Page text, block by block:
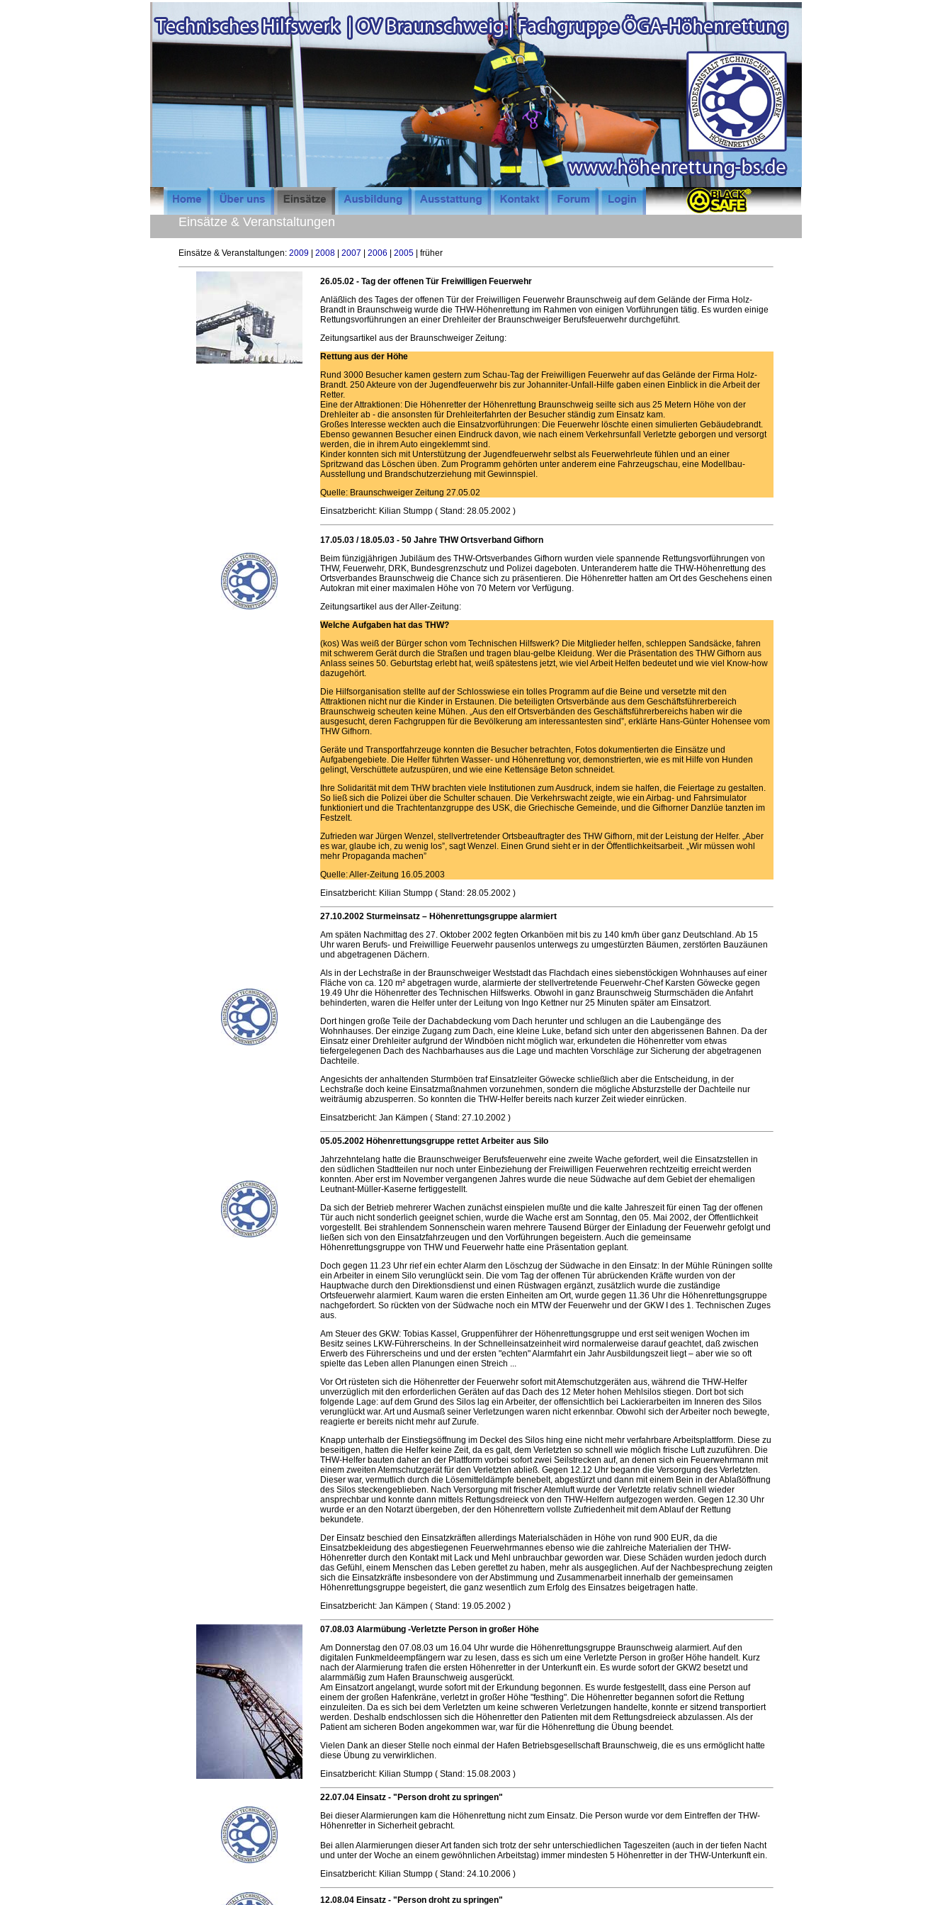
Einsätze & Veranstaltungen
Einsätze & Veranstaltungen: 2009 2008 2007 2006 2005 | früher
26.05.02 - Tag der offenen Tür Freiwilligen Feuerwehr
Anläßlich des Tages der offenen Tür der Freiwilligen Feuerwehr Braunschweig auf dem Gelände der Firma Holz-
Brandt in Braunschweig wurde die THW-Höhenrettung im Rahmen von einigen Vorführungen tätig. Es wurden einige
Rettungsvorführungen an einer Drehleiter der Braunschweiger Berufsfeuerwehr durchgeführt.
Zeitungsartikel aus der Braunschweiger Zeitung:
Rettung aus der Höhe
Rund 3000 Besucher kamen gestern zum Schau-Tag der Freiwilligen Feuerwehr auf das Gelände der Firma Holz-
Brandt. 250 Akteure von der Jugendfeuerwehr bis zur Johanniter-Unfall-Hilfe gaben einen Einblick in die Arbeit der
Retter.
Eine der Attraktionen: Die Höhenretter der Höhenrettung Braunschweig seilte sich aus 25 Metern Höhe von der
Drehleiter ab - die ansonsten für Drehleiterfahrten der Besucher ständig zum Einsatz kam.
Großes Interesse weckten auch die Einsatzvorführungen: Die Feuerwehr löschte einen simulierten Gebäudebrandt.
Ebenso gewannen Besucher einen Eindruck davon, wie nach einem Verkehrsunfall Verletzte geborgen und versorgt
werden, die in ihrem Auto eingeklemmt sind.
Kinder konnten sich mit Unterstützung der Jugendfeuerwehr selbst als Feuerwehrleute fühlen und an einer
Spritzwand das Löschen üben. Zum Programm gehörten unter anderem eine Fahrzeugschau, eine Modellbau-
Ausstellung und Brandschutzerziehung mit Gewinnspiel.
Quelle: Braunschweiger Zeitung 27.05.02
Einsatzbericht: Kilian Stumpp ( Stand: 28.05.2002 )
17.05.03 / 18.05.03 - 50 Jahre THW Ortsverband Gifhorn
Beim fünzigjährigen Jubiläum des THW-Ortsverbandes Gifhorn wurden viele spannende Rettungsvorführungen von
THW, Feuerwehr, DRK, Bundesgrenzschutz und Polizei dageboten. Unteranderem hatte die THW-Höhenrettung des
Ortsverbandes Braunschweig die Chance sich zu präsentieren. Die Höhenretter hatten am Ort des Geschehens einen
Autokran mit einer maximalen Höhe von 70 Metern vor Verfügung.
Zeitungsartikel aus der Aller-Zeitung:
Welche Aufgaben hat das THW?
(kos) Was weiß der Bürger schon vom Technischen Hilfswerk? Die Mitglieder helfen, schleppen Sandsäcke, fahren
mit schwerem Gerät durch die Straßen und tragen blau-gelbe Kleidung. Wer die Präsentation des THW Gifhorn aus
Anlass seines 50. Geburtstag erlebt hat, weiß spätestens jetzt, wie viel Arbeit Helfen bedeutet und wie viel Know-how
dazugehört.
Die Hilfsorganisation stellte auf der Schlosswiese ein tolles Programm auf die Beine und versetzte mit den
Attraktionen nicht nur die Kinder in Erstaunen. Die beteiligten Ortsverbände aus dem Geschäftsführerbereich
Braunschweig scheuten keine Mühen. „Aus den elf Ortsverbänden des Geschäftsführerbereichs haben wir die
ausgesucht, deren Fachgruppen für die Bevölkerung am interessantesten sind”, erklärte Hans-Günter Hohensee vom
THW Gifhorn.
Geräte und Transportfahrzeuge konnten die Besucher betrachten, Fotos dokumentierten die Einsätze und
Aufgabengebiete. Die Helfer führten Wasser- und Höhenrettung vor, demonstrierten, wie es mit Hilfe von Hunden
gelingt, Verschüttete aufzuspüren, und wie eine Kettensäge Beton schneidet.
Ihre Solidarität mit dem THW brachten viele Institutionen zum Ausdruck, indem sie halfen, die Feiertage zu gestalten.
So ließ sich die Polizei über die Schulter schauen. Die Verkehrswacht zeigte, wie ein Airbag- und Fahrsimulator
funktioniert und die Trachtentanzgruppe des USK, die Griechische Gemeinde, und die Gifhorner Danzlüe tanzten im
Festzelt.
Zufrieden war Jürgen Wenzel, stellvertretender Ortsbeauftragter des THW Gifhorn, mit der Leistung der Helfer. „Aber
es war, glaube ich, zu wenig los”, sagt Wenzel. Einen Grund sieht er in der Öffentlichkeitsarbeit. „Wir müssen wohl
mehr Propaganda machen”
Quelle: Aller-Zeitung 16.05.2003
Einsatzbericht: Kilian Stumpp ( Stand: 28.05.2002 )
27.10.2002 Sturmeinsatz – Höhenrettungsgruppe alarmiert
Am späten Nachmittag des 27. Oktober 2002 fegten Orkanböen mit bis zu 140 km/h über ganz Deutschland. Ab 15
Uhr waren Berufs- und Freiwillige Feuerwehr pausenlos unterwegs zu umgestürzten Bäumen, zerstörten Bauzäunen
und abgetragenen Dächern.
Als in der Lechstraße in der Braunschweiger Weststadt das Flachdach eines siebenstöckigen Wohnhauses auf einer
Fläche von ca. 120 m² abgetragen wurde, alarmierte der stellvertretende Feuerwehr-Chef Karsten Göwecke gegen
19.49 Uhr die Höhenretter des Technischen Hilfswerks. Obwohl in ganz Braunschweig Sturmschäden die Anfahrt
behinderten, waren die Helfer unter der Leitung von Ingo Kettner nur 25 Minuten später am Einsatzort.
Dort hingen große Teile der Dachabdeckung vom Dach herunter und schlugen an die Laubengänge des
Wohnhauses. Der einzige Zugang zum Dach, eine kleine Luke, befand sich unter den abgerissenen Bahnen. Da der
Einsatz einer Drehleiter aufgrund der Windböen nicht möglich war, erkundeten die Höhenretter vom etwas
tiefergelegenen Dach des Nachbarhauses aus die Lage und machten Vorschläge zur Sicherung der abgetragenen
Dachteile.
Angesichts der anhaltenden Sturmböen traf Einsatzleiter Göwecke schließlich aber die Entscheidung, in der
Lechstraße doch keine Einsatzmaßnahmen vorzunehmen, sondern die mögliche Absturzstelle der Dachteile nur
weiträumig abzusperren. So konnten die THW-Helfer bereits nach kurzer Zeit wieder einrücken.
Einsatzbericht: Jan Kämpen ( Stand: 27.10.2002 )
05.05.2002 Höhenrettungsgruppe rettet Arbeiter aus Silo
Jahrzehntelang hatte die Braunschweiger Berufsfeuerwehr eine zweite Wache gefordert, weil die Einsatzstellen in
den südlichen Stadtteilen nur noch unter Einbeziehung der Freiwilligen Feuerwehren rechtzeitig erreicht werden
konnten. Aber erst im November vergangenen Jahres wurde die neue Südwache auf dem Gebiet der ehemaligen
Leutnant-Müller-Kaserne fertiggestellt.
Da sich der Betrieb mehrerer Wachen zunächst einspielen mußte und die kalte Jahreszeit für einen Tag der offenen
Tür auch nicht sonderlich geeignet schien, wurde die Wache erst am Sonntag, den 05. Mai 2002, der Öffentlichkeit
vorgestellt. Bei strahlendem Sonnenschein waren mehrere Tausend Bürger der Einladung der Feuerwehr gefolgt und
ließen sich von den Einsatzfahrzeugen und den Vorführungen begeistern. Auch die gemeinsame
Höhenrettungsgruppe von THW und Feuerwehr hatte eine Präsentation geplant.
Doch gegen 11.23 Uhr rief ein echter Alarm den Löschzug der Südwache in den Einsatz: In der Mühle Rüningen sollte
ein Arbeiter in einem Silo verunglückt sein. Die vom Tag der offenen Tür abrückenden Kräfte wurden von der
Hauptwache durch den Direktionsdienst und einen Rüstwagen ergänzt, zusätzlich wurde die zuständige
Ortsfeuerwehr alarmiert. Kaum waren die ersten Einheiten am Ort, wurde gegen 11.36 Uhr die Höhenrettungsgruppe
nachgefordert. So rückten von der Südwache noch ein MTW der Feuerwehr und der GKW I des 1. Technischen Zuges
aus.
Am Steuer des GKW: Tobias Kassel, Gruppenführer der Höhenrettungsgruppe und erst seit wenigen Wochen im
Besitz seines LKW-Führerscheins. In der Schnelleinsatzeinheit wird normalerweise darauf geachtet, daß zwischen
Erwerb des Führerscheins und und der ersten "echten" Alarmfahrt ein Jahr Ausbildungszeit liegt – aber wie so oft
spielte das Leben allen Planungen einen Streich ...
Vor Ort rüsteten sich die Höhenretter der Feuerwehr sofort mit Atemschutzgeräten aus, während die THW-Helfer
unverzüglich mit den erforderlichen Geräten auf das Dach des 12 Meter hohen Mehlsilos stiegen. Dort bot sich
folgende Lage: auf dem Grund des Silos lag ein Arbeiter, der offensichtlich bei Lackierarbeiten im Inneren des Silos
verunglückt war. Art und Ausmaß seiner Verletzungen waren nicht erkennbar. Obwohl sich der Arbeiter noch bewegte,
reagierte er bereits nicht mehr auf Zurufe.
Knapp unterhalb der Einstiegsöffnung im Deckel des Silos hing eine nicht mehr verfahrbare Arbeitsplattform. Diese zu
beseitigen, hatten die Helfer keine Zeit, da es galt, dem Verletzten so schnell wie möglich frische Luft zuzuführen. Die
THW-Helfer bauten daher an der Plattform vorbei sofort zwei Seilstrecken auf, an denen sich ein Feuerwehrmann mit
einem zweiten Atemschutzgerät für den Verletzten abließ. Gegen 12.12 Uhr begann die Versorgung des Verletzten.
Dieser war, vermutlich durch die Lösemitteldämpfe benebelt, abgestürzt und dann mit einem Bein in der Ablaßöffnung
des Silos steckengeblieben. Nach Versorgung mit frischer Atemluft wurde der Verletzte relativ schnell wieder
ansprechbar und konnte dann mittels Rettungsdreieck von den THW-Helfern aufgezogen werden. Gegen 12.30 Uhr
wurde er an den Notarzt übergeben, der den Höhenrettern vollste Zufriedenheit mit dem Ablauf der Rettung
bekundete.
Der Einsatz beschied den Einsatzkräften allerdings Materialschäden in Höhe von rund 900 EUR, da die
Einsatzbekleidung des abgestiegenen Feuerwehrmannes ebenso wie die zahlreiche Materialien der THW-
Höhenretter durch den Kontakt mit Lack und Mehl unbrauchbar geworden war. Diese Schäden wurden jedoch durch
das Gefühl, einem Menschen das Leben gerettet zu haben, mehr als ausgeglichen. Auf der Nachbesprechung zeigten
sich die Einsatzkräfte insbesondere von der Abstimmung und Zusammenarbeit innerhalb der gemeinsamen
Höhenrettungsgruppe begeistert, die ganz wesentlich zum Erfolg des Einsatzes beigetragen hatte.
Einsatzbericht: Jan Kämpen ( Stand: 19.05.2002 )
07.08.03 Alarmübung -Verletzte Person in großer Höhe
Am Donnerstag den 07.08.03 um 16.04 Uhr wurde die Höhenrettungsgruppe Braunschweig alarmiert. Auf den
digitalen Funkmeldeempfängern war zu lesen, dass es sich um eine Verletzte Person in großer Höhe handelt. Kurz
nach der Alarmierung trafen die ersten Höhenretter in der Unterkunft ein. Es wurde sofort der GKW2 besetzt und
alarmmäßig zum Hafen Braunschweig ausgerückt.
Am Einsatzort angelangt, wurde sofort mit der Erkundung begonnen. Es wurde festgestellt, dass eine Person auf
einem der großen Hafenkräne, verletzt in großer Höhe "festhing". Die Höhenretter begannen sofort die Rettung
einzuleiten. Da es sich bei dem Verletzten um keine schweren Verletzungen handelte, konnte er sitzend transportiert
werden. Deshalb endschlossen sich die Höhenretter den Patienten mit dem Rettungsdreieck abzulassen. Als der
Patient am sicheren Boden angekommen war, war für die Höhenrettung die Übung beendet.
Vielen Dank an dieser Stelle noch einmal der Hafen Betriebsgesellschaft Braunschweig, die es uns ermöglicht hatte
diese Übung zu verwirklichen.
Einsatzbericht: Kilian Stumpp ( Stand: 15.08.2003 )
22.07.04 Einsatz - "Person droht zu springen"
Bei dieser Alarmierungen kam die Höhenrettung nicht zum Einsatz. Die Person wurde vor dem Eintreffen der THW-
Höhenretter in Sicherheit gebracht.
Bei allen Alarmierungen dieser Art fanden sich trotz der sehr unterschiedlichen Tageszeiten (auch in der tiefen Nacht
und unter der Woche an einem gewöhnlichen Arbeitstag) immer mindesten 5 Höhenretter in der THW-Unterkunft ein.
Einsatzbericht: Kilian Stumpp ( Stand: 24.10.2006 )
12.08.04 Einsatz - "Person droht zu springen"